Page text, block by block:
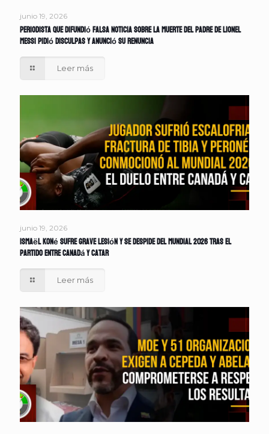
junio 19, 2026
Periodista que difundió falsa noticia sobre la muerte del padre de Lionel
Messi pidió disculpas y anunció su renuncia
Leer más
junio 19, 2026
Ismaël Koné sufre grave lesión y se despide del Mundial 2026 tras el
partido entre Canadá y Catar
Leer más